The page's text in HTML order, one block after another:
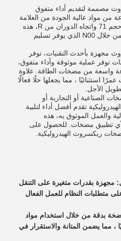
مصممة لتقديم أداء متفوق
من مواد عالية الجودة من العلامة
التجارية الشهيرة ريكسروثمع حجم 71 واتجاه الدوران من R، هذه
المضخات تتميز بمحرك جديد من خلال N00 الذي يوفر تسليم
مجهزة بأحدث التقنيات، توفر
توفر عملية موثوقة وأداء متفوق،
واسعة من مضخات الطاقة. علاوة
استثنائيًا ، مما يجعلها حلًا فعالًا
الأجل.
الصناعية أو التجارية أو
تقدم أفضل أداء لتلبية
والعمل الموثوق به، هذه
لأي تطبيق مضخات. للحصول على
ريكسروث الهيدروليكية.
مجهزة بقدرات متغيرة على التنقل
متطلبات النظام للعمل الفعال
بدقة من خلال استخدام مواد
، مما يضمن المتانة والاستقرار في